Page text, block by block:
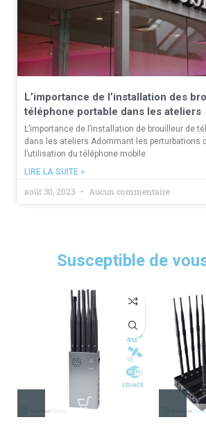
L’importance de l’installation des
téléphone portable dans les ateliers
L’importance de l’installation de brouilleur de
dans les ateliers Adommant les perturbations
l’utilisation du téléphone mobile
LIRE LA SUITE »
août 30, 2023 Aucun commentaire
Susceptible de